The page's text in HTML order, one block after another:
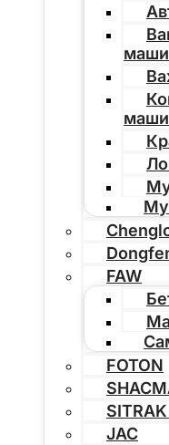
FAW
FOTON
JAC